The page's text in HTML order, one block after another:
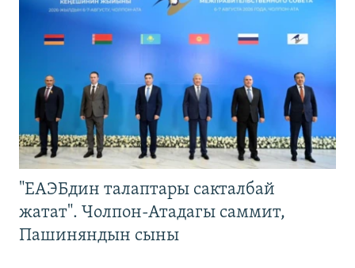
"ЕАЭБдин талаптары сакталбай
жатат". Чолпон-Атадагы саммит,
Пашиняндын сыны